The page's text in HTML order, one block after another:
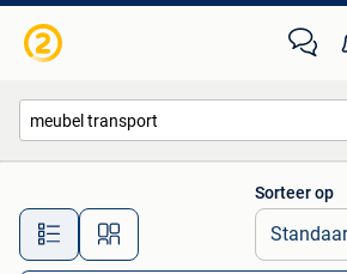
Alle afstanden…
Sorteer op